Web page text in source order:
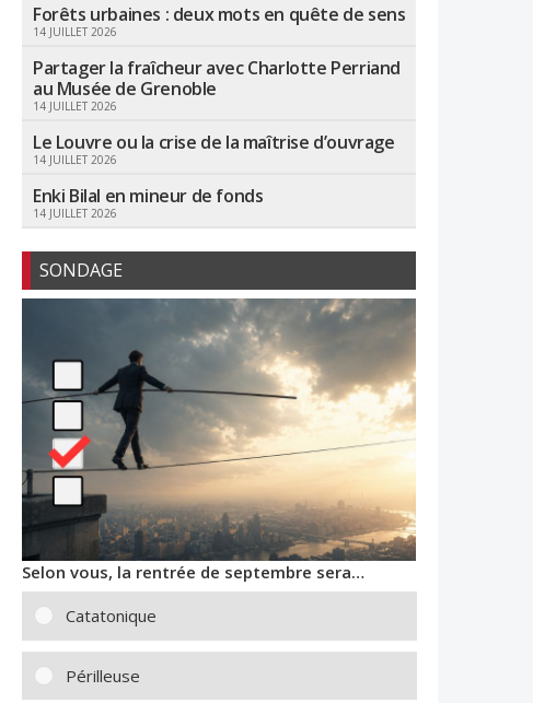
Forêts urbaines : deux mots en quête de sens
14 JUILLET 2026
Partager la fraîcheur avec Charlotte Perriand
au Musée de Grenoble
14 JUILLET 2026
Le Louvre ou la crise de la maîtrise d’ouvrage
14 JUILLET 2026
Enki Bilal en mineur de fonds
14 JUILLET 2026
SONDAGE
Selon vous, la rentrée de septembre sera…
Catatonique
Périlleuse